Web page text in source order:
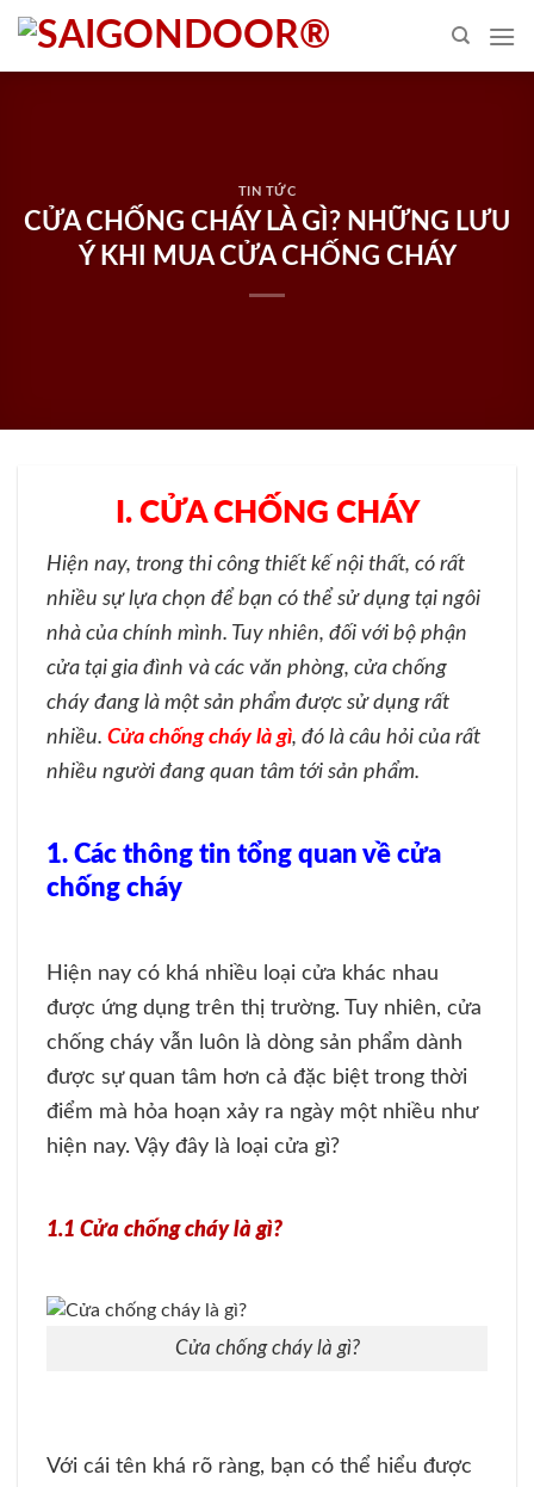
Skip
content
TIN TỨC
CỬA CHỐNG CHÁY LÀ GÌ? NHỮNG LƯU
Ý KHI MUA CỬA CHỐNG CHÁY
I. CỬA CHỐNG CHÁY
Hiện nay, trong thi công thiết kế nội thất, có rất
nhiều sự lựa chọn để bạn có thể sử dụng tại ngôi
nhà của chính mình. Tuy nhiên, đối với bộ phận
cửa tại gia đình và các văn phòng, cửa chống
cháy đang là một sản phẩm được sử dụng rất
nhiều. Cửa chống cháy là gì, đó là câu hỏi của rất
nhiều người đang quan tâm tới sản phẩm.
1. Các thông tin tổng quan về cửa
chống cháy
Hiện nay có khá nhiều loại cửa khác nhau
được ứng dụng trên thị trường. Tuy nhiên, cửa
chống cháy vẫn luôn là dòng sản phẩm dành
được sự quan tâm hơn cả đặc biệt trong thời
điểm mà hỏa hoạn xảy ra ngày một nhiều như
hiện nay. Vậy đây là loại cửa gì?
1.1 Cửa chống cháy là gì?
Cửa chống cháy là gì?
Với cái tên khá rõ ràng, bạn có thể hiểu được